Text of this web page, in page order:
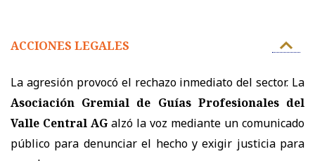
ACCIONES LEGALES
La agresión provocó el rechazo inmediato del sector. La
Asociación Gremial de Guías Profesionales del
Valle Central AG alzó la voz mediante un comunicado
público para denunciar el hecho y exigir justicia para